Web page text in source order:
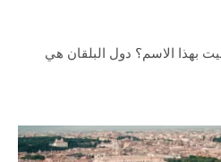
بهذا الاسم؟ دول البلقان هي